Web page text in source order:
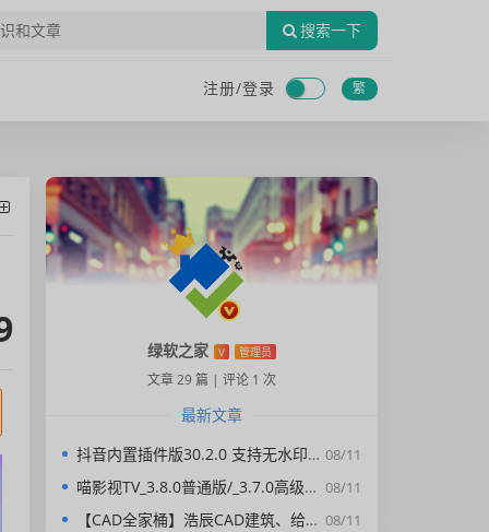
搜索一下
注册/登录 繁
绿软之家 V 管理员
文章 29 篇 | 评论 1 次
最新文章
08/11
抖音内置插件版30.2.0 支持无水印下载视频，去广告，精简界面
08/11
喵影视TV_3.8.0普通版/_3.7.0高级版/4.X低版本完美适配/内置源/4K超清
08/11
【CAD全家桶】浩辰CAD建筑、给排水、暖通、电气、电力软件 安装包中文版，亲测可用！